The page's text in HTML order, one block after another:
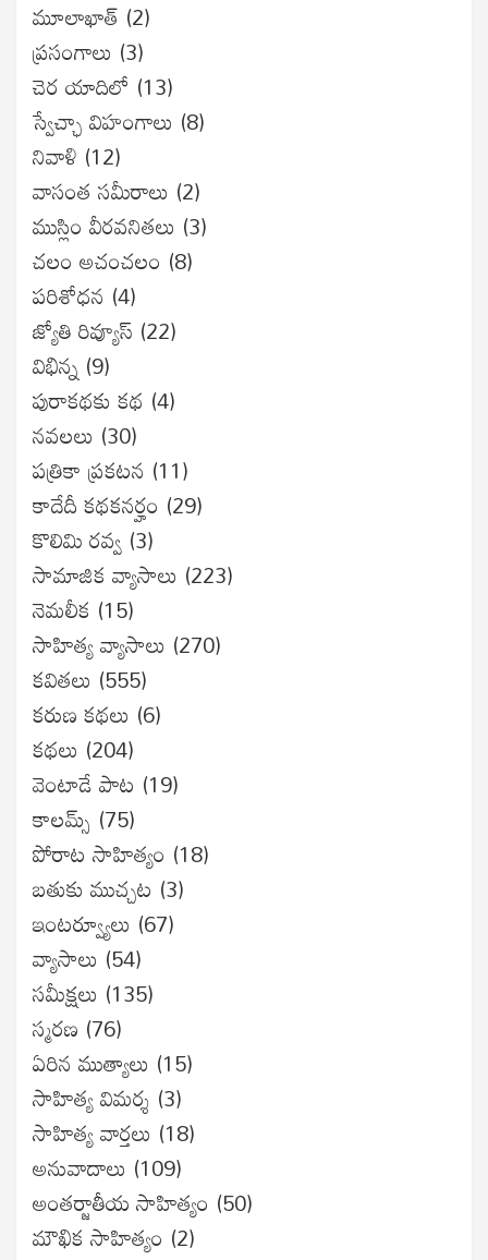
మూలాఖాత్ (2)
ప్రసంగాలు (3)
చెర యాదిలో (13)
స్వేచ్ఛా విహంగాలు (8)
నివాళి (12)
వాసంత సమీరాలు (2)
ముస్లిం వీరవనితలు (3)
చలం అచంచలం (8)
ప‌రిశోధ‌న‌ (4)
జ్యోతి రివ్యూస్ (22)
విభిన్న (9)
పురాకథకు కథ (4)
నవలలు (30)
పత్రికా ప్రకటన (11)
కాదేదీ కథకనర్హం (29)
కొలిమి రవ్వ (3)
సామాజిక వ్యాసాలు (223)
నెమలీక (15)
సాహిత్య వ్యాసాలు (270)
కవితలు (555)
కరుణ కథలు (6)
కథలు (204)
వెంటాడే పాట (19)
కాలమ్స్ (75)
పోరాట సాహిత్యం (18)
బతుకు ముచ్చట (3)
ఇంటర్వ్యూలు (67)
వ్యాసాలు (54)
సమీక్షలు (135)
స్మరణ (76)
ఏరిన ముత్యాలు (15)
సాహిత్య విమర్శ (3)
సాహిత్య వార్తలు (18)
అనువాదాలు (109)
అంతర్జాతీయ సాహిత్యం (50)
మౌఖిక సాహిత్యం (2)